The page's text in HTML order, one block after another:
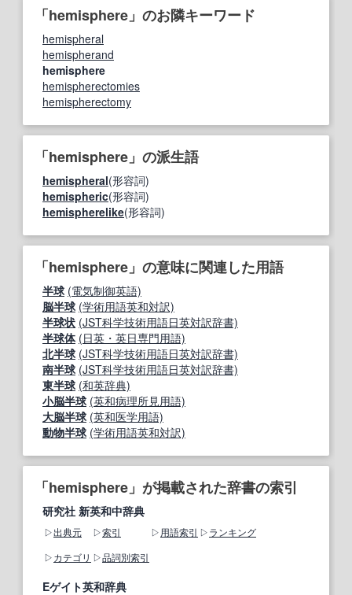
「hemisphere」のお隣キーワード
hemispheral
hemispherand
hemisphere
hemispherectomies
hemispherectomy
「hemisphere」の派生語
hemispheral(形容詞)
hemispheric(形容詞)
hemispherelike(形容詞)
「hemisphere」の意味に関連した用語
半球 (電気制御英語)
脳半球 (学術用語英和対訳)
半球状 (JST科学技術用語日英対訳辞書)
半球体 (日英・英日専門用語)
北半球 (JST科学技術用語日英対訳辞書)
南半球 (JST科学技術用語日英対訳辞書)
東半球 (和英辞典)
小脳半球 (英和病理所見用語)
大脳半球 (英和医学用語)
動物半球 (学術用語英和対訳)
「hemisphere」が掲載された辞書の索引
研究社 新英和中辞典
出典元 索引 用語索引
ランキング
カテゴリ
品詞別索引
Eゲイト英和辞典